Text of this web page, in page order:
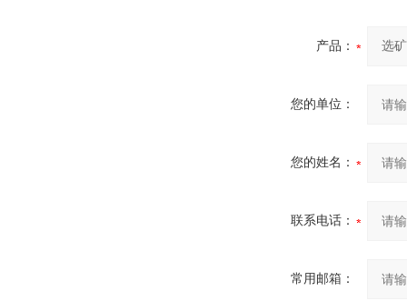
产品：
您的单位：
您的姓名：
联系电话：
常用邮箱：